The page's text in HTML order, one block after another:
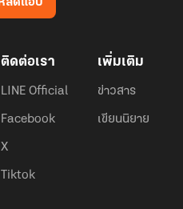
ติดต่อเรา
LINE Official
Facebook
X
Tiktok
เพิ่มเติม
ข่าวสาร
เขียนนิยาย